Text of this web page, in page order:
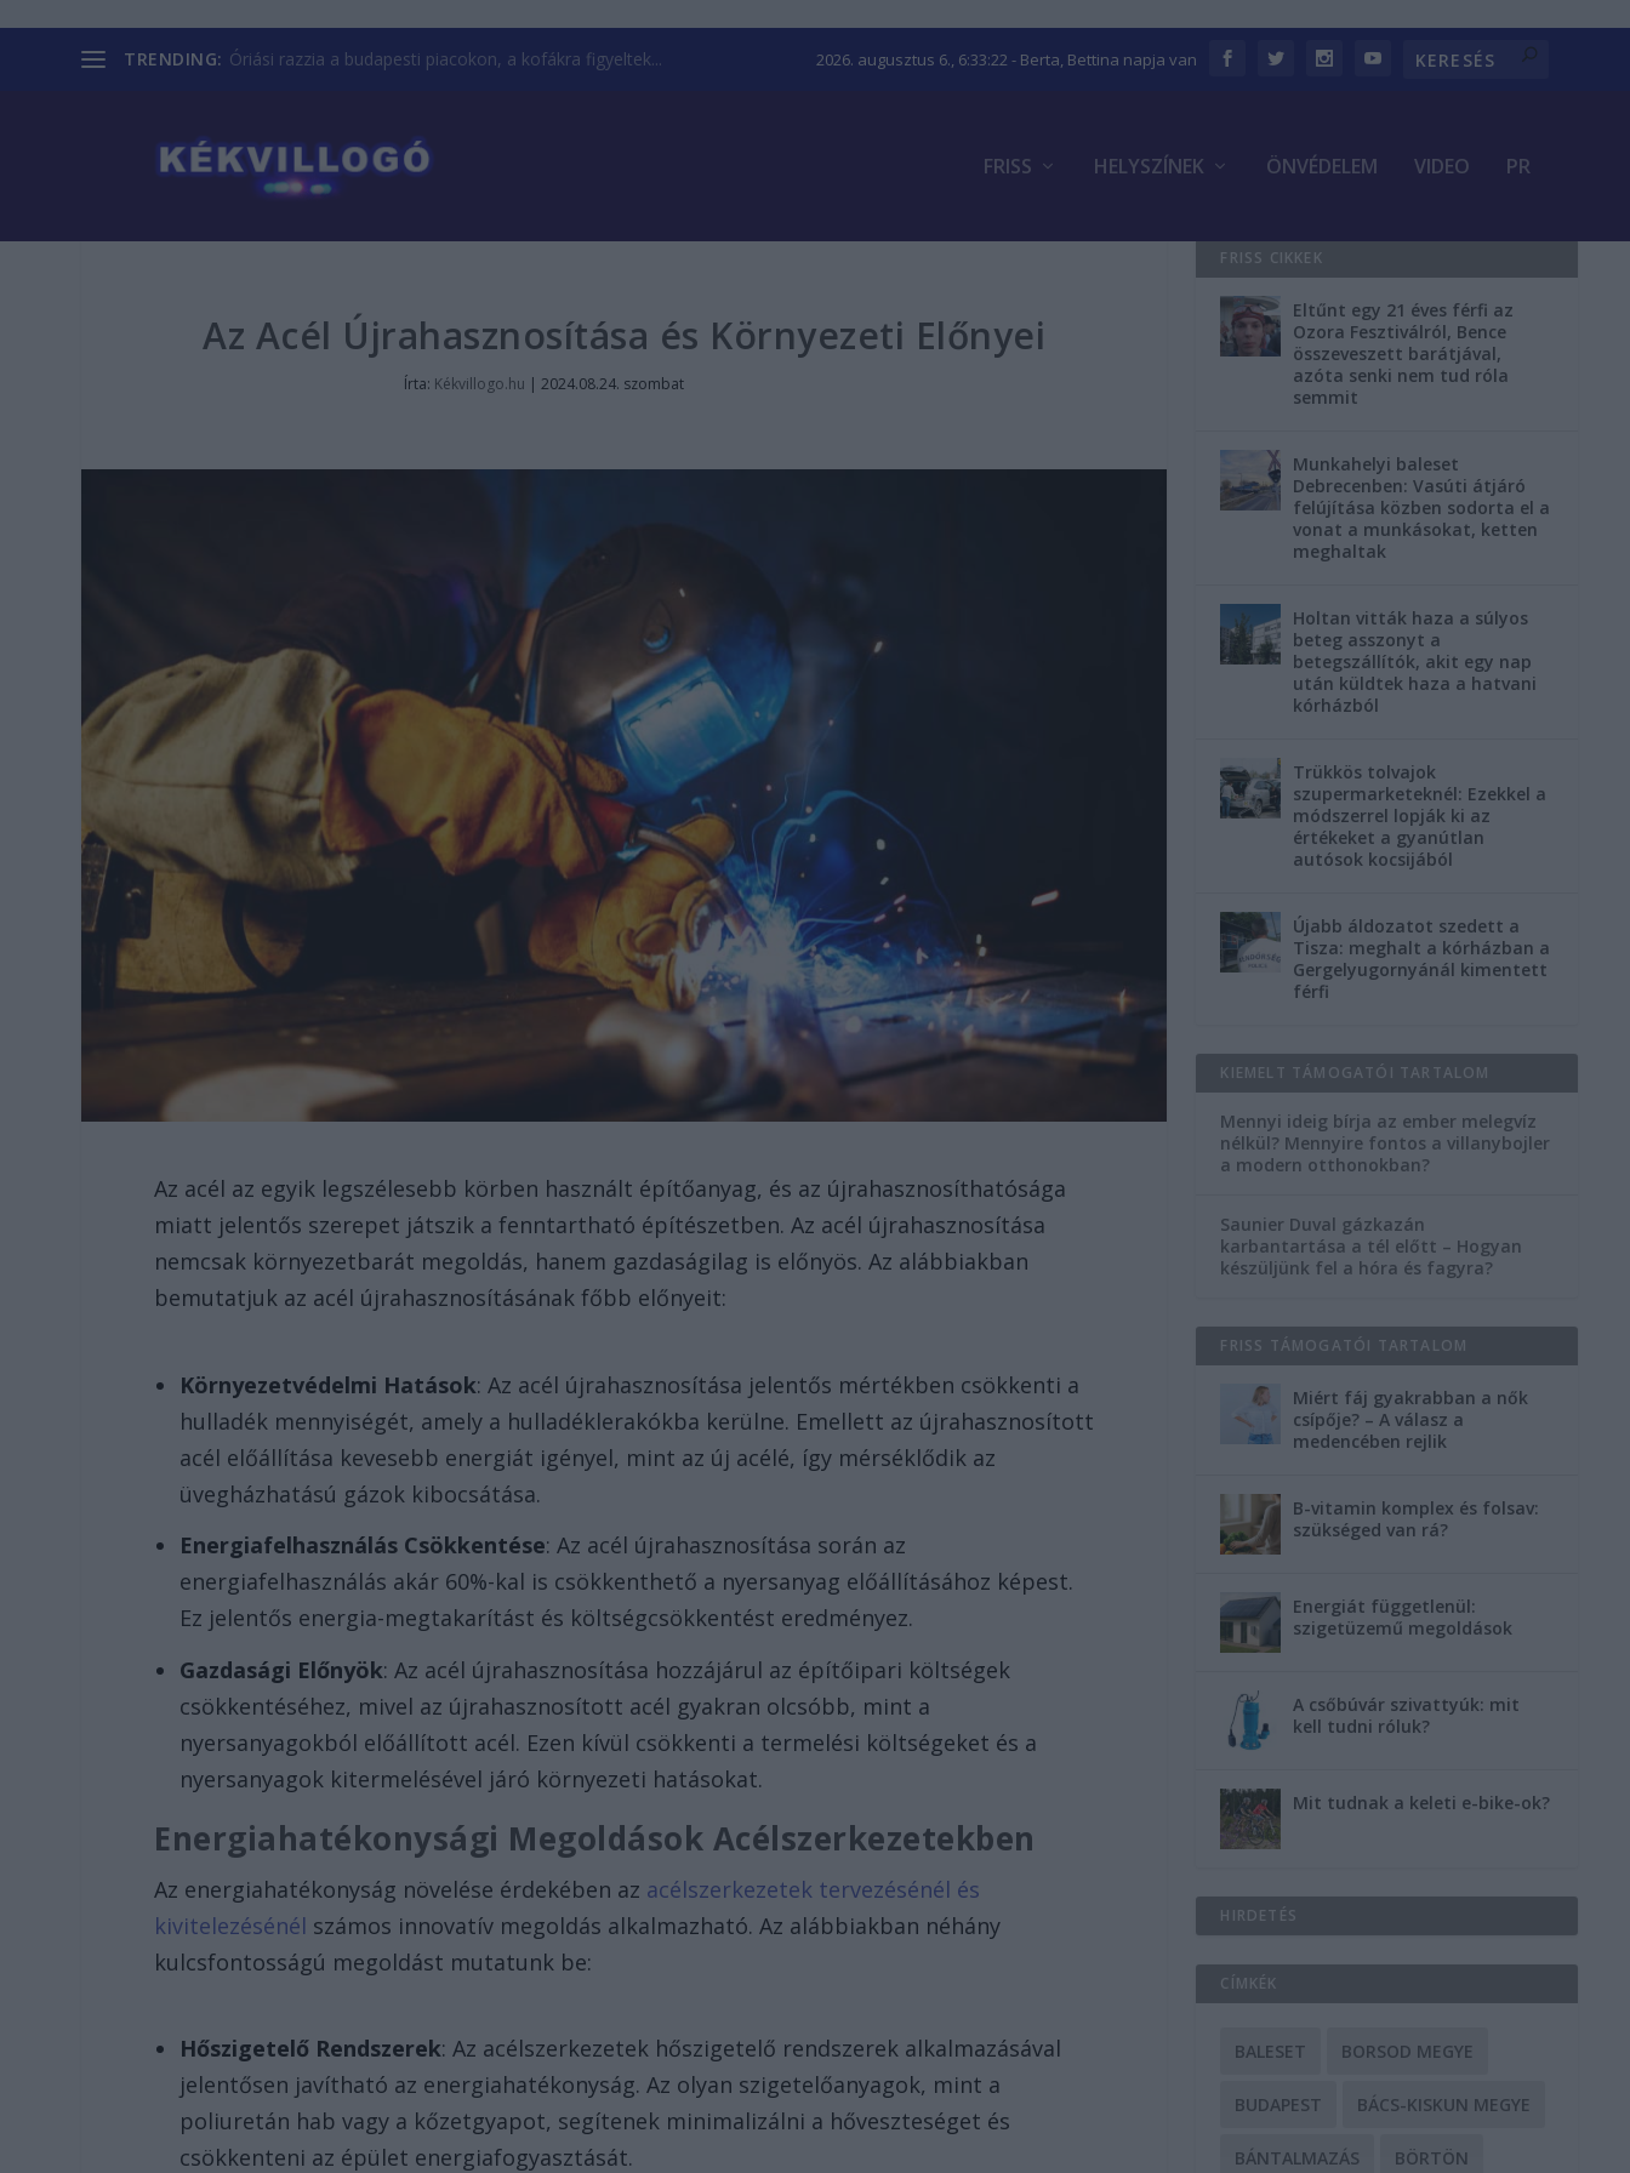
TRENDING: Óriási razzia a budapesti piacokon, a kofákra figyeltek... 2026. augusztus 6., 6:33:22 - Berta, Bettina napja van
FRISS HELYSZÍNEK ÖNVÉDELEM VIDEO PR
Az Acél Újrahasznosítása és Környezeti Előnyei
Írta: Kékvillogo.hu | 2024.08.24. szombat
Az acél az egyik legszélesebb körben használt építőanyag, és az újrahasznosíthatósága
miatt jelentős szerepet játszik a fenntartható építészetben. Az acél újrahasznosítása
nemcsak környezetbarát megoldás, hanem gazdaságilag is előnyös. Az alábbiakban
bemutatjuk az acél újrahasznosításának főbb előnyeit:
Környezetvédelmi Hatások: Az acél újrahasznosítása jelentős mértékben csökkenti a
hulladék mennyiségét, amely a hulladéklerakókba kerülne. Emellett az újrahasznosított
acél előállítása kevesebb energiát igényel, mint az új acélé, így mérséklődik az
üvegházhatású gázok kibocsátása.
Energiafelhasználás Csökkentése: Az acél újrahasznosítása során az
energiafelhasználás akár 60%-kal is csökkenthető a nyersanyag előállításához képest.
Ez jelentős energia-megtakarítást és költségcsökkentést eredményez.
Gazdasági Előnyök: Az acél újrahasznosítása hozzájárul az építőipari költségek
csökkentéséhez, mivel az újrahasznosított acél gyakran olcsóbb, mint a
nyersanyagokból előállított acél. Ezen kívül csökkenti a termelési költségeket és a
nyersanyagok kitermelésével járó környezeti hatásokat.
Energiahatékonysági Megoldások Acélszerkezetekben
Az energiahatékonyság növelése érdekében az acélszerkezetek tervezésénél és
kivitelezésénél számos innovatív megoldás alkalmazható. Az alábbiakban néhány
kulcsfontosságú megoldást mutatunk be:
Hőszigetelő Rendszerek: Az acélszerkezetek hőszigetelő rendszerek alkalmazásával
jelentősen javítható az energiahatékonyság. Az olyan szigetelőanyagok, mint a
poliuretán hab vagy a kőzetgyapot, segítenek minimalizálni a hőveszteséget és
csökkenteni az épület energiafogyasztását.
FRISS CIKKEK
Eltűnt egy 21 éves férfi az
Ozora Fesztiválról, Bence
összeveszett barátjával,
azóta senki nem tud róla
semmit
Munkahelyi baleset
Debrecenben: Vasúti átjáró
felújítása közben sodorta el a
vonat a munkásokat, ketten
meghaltak
Holtan vitták haza a súlyos
beteg asszonyt a
betegszállítók, akit egy nap
után küldtek haza a hatvani
kórházból
Trükkös tolvajok
szupermarketeknél: Ezekkel a
módszerrel lopják ki az
értékeket a gyanútlan
autósok kocsijából
Újabb áldozatot szedett a
Tisza: meghalt a kórházban a
Gergelyugornyánál kimentett
férfi
KIEMELT TÁMOGATÓI TARTALOM
Mennyi ideig bírja az ember melegvíz
nélkül? Mennyire fontos a villanybojler
a modern otthonokban?
Saunier Duval gázkazán
karbantartása a tél előtt – Hogyan
készüljünk fel a hóra és fagyra?
FRISS TÁMOGATÓI TARTALOM
Miért fáj gyakrabban a nők
csípője? – A válasz a
medencében rejlik
B-vitamin komplex és folsav:
szükséged van rá?
Energiát függetlenül:
szigetüzemű megoldások
A csőbúvár szivattyúk: mit
kell tudni róluk?
Mit tudnak a keleti e-bike-ok?
HIRDETÉS
CÍMKÉK
BALESET BORSOD MEGYE
BUDAPEST BÁCS-KISKUN MEGYE
BÁNTALMAZÁS BÖRTÖN